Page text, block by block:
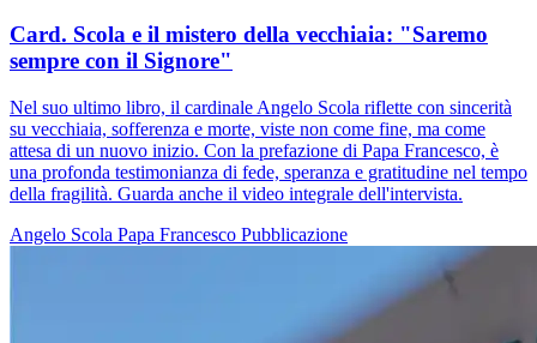
Card. Scola e il mistero della vecchiaia: "Saremo
sempre con il Signore"
Nel suo ultimo libro, il cardinale Angelo Scola riflette con sincerità
su vecchiaia, sofferenza e morte, viste non come fine, ma come
attesa di un nuovo inizio. Con la prefazione di Papa Francesco, è
una profonda testimonianza di fede, speranza e gratitudine nel tempo
della fragilità. Guarda anche il video integrale dell'intervista.
Angelo Scola Papa Francesco Pubblicazione